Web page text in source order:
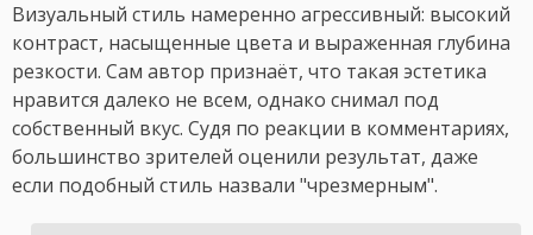
Визуальный стиль намеренно агрессивный: высокий
контраст, насыщенные цвета и выраженная глубина
резкости. Сам автор признаёт, что такая эстетика
нравится далеко не всем, однако снимал под
собственный вкус. Судя по реакции в комментариях,
большинство зрителей оценили результат, даже
если подобный стиль назвали "чрезмерным".